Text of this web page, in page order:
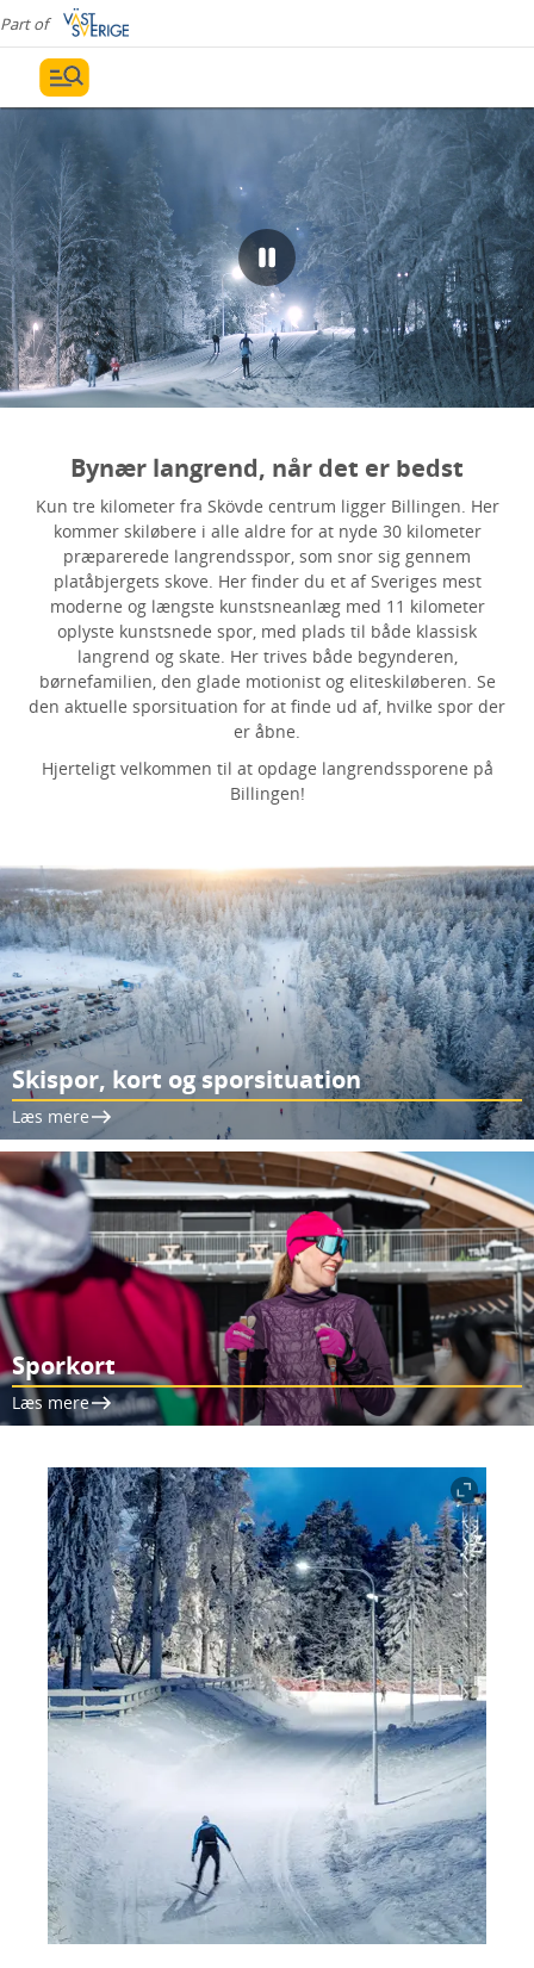
Part of
Bynær langrend, når det er bedst
Kun tre kilometer fra Skövde centrum ligger Billingen. Her
kommer skiløbere i alle aldre for at nyde 30 kilometer
præparerede langrendsspor, som snor sig gennem
platåbjergets skove. Her finder du et af Sveriges mest
moderne og længste kunstsneanlæg med 11 kilometer
oplyste kunstsnede spor, med plads til både klassisk
langrend og skate. Her trives både begynderen,
børnefamilien, den glade motionist og eliteskiløberen. Se
den aktuelle sporsituation for at finde ud af, hvilke spor der
er åbne.
Hjerteligt velkommen til at opdage langrendssporene på
Billingen!
Skispor, kort og sporsituation
Læs mere
Sporkort
Læs mere